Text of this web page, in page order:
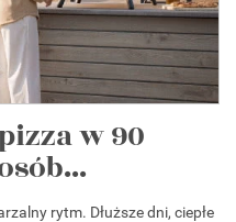
w 90
rytm. Dłuższe dni, ciepłe